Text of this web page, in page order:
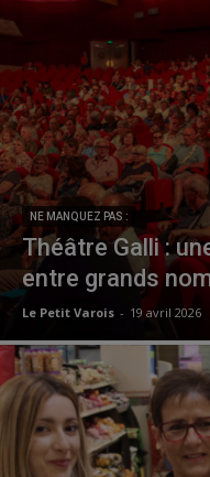
NE MANQUEZ PAS :
Théâtre Galli :
entre grands
Le Petit Varois - 19 avril 2026